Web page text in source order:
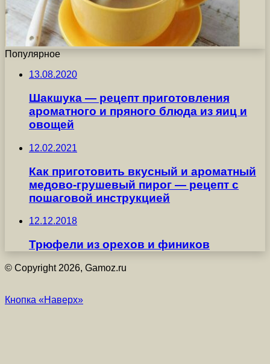
Популярное
13.08.2020
Шакшука — рецепт приготовления
ароматного и пряного блюда из яиц и
овощей
12.02.2021
Как приготовить вкусный и ароматный
медово-грушевый пирог — рецепт с
пошаговой инструкцией
12.12.2018
Трюфели из орехов и фиников
© Copyright 2026, Gamoz.ru
Кнопка «Наверх»